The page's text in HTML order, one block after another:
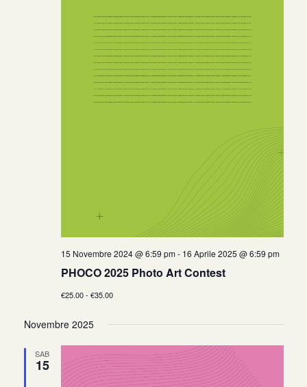
15 Novembre 2024 @ 6:59 pm- 16 Aprile 2025 @ 6:59 pm
PHOCO 2025 Photo Art Contest
€25.00 - €35.00
Novembre 2025
SAB
15